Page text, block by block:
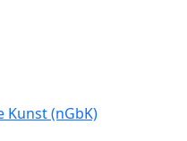
Kunst (nGbK)